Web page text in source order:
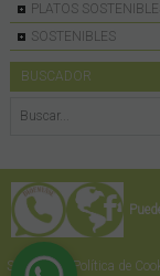
PLATOS
SOSTENIBLES
BUSCADOR
Software Política de